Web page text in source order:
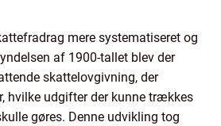
mere systematiseret og
af 1900-tallet blev der
skattelovgivning, der
hvilke udgifter der kunne trækkes
gøres. Denne udvikling tog